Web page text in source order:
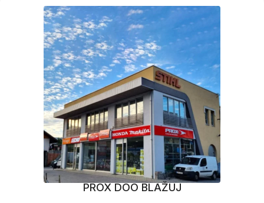
PROX DOO BLAŽUJ